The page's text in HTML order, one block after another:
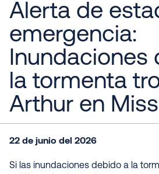
Alerta de
emergencia:
Inundaciones
la tormenta
Arthur en
22 de junio del 2026
Si las inundaciones debido a la